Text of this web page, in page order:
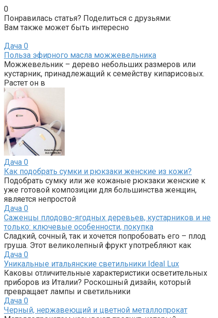
0
Понравилась статья? Поделиться с друзьями:
Вам также может быть интересно
Дача 0
Польза эфирного масла можжевельника
Можжевельник – дерево небольших размеров или
кустарник, принадлежащий к семейству кипарисовых.
Растет он в
Дача 0
Как подобрать сумки и рюкзаки женские из кожи?
Подобрать сумку или же кожаные рюкзаки женские к
уже готовой композиции для большинства женщин,
является непростой
Дача 0
Саженцы плодово-ягодных деревьев, кустарников и не
только: ключевые особенности, покупка
Сладкий, сочный, так и хочется попробовать его – плод
груша. Этот великолепный фрукт употребляют как
Дача 0
Уникальные итальянские светильники Ideal Lux
Каковы отличительные характеристики осветительных
приборов из Италии? Роскошный дизайн, который
превращает лампы и светильники
Дача 0
Черный, нержавеющий и цветной металлопрокат